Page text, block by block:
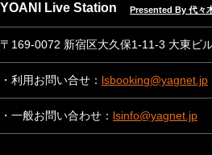
YOANI Live Station Presented By 代々
〒169-0072 新宿区大久保1-11-3 大東ビ
・利用お問い合せ： lsbooking@yagnet.jp
・一般お問い合わせ： lsinfo@yagnet.jp